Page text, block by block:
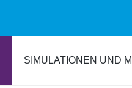
SIMULATIONEN UND